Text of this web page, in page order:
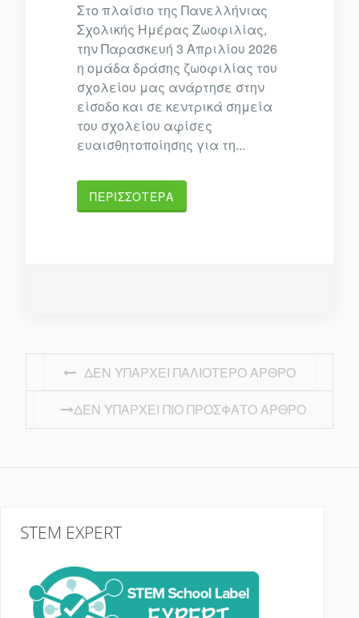
Στο πλαίσιο της Πανελλήνιας
Σχολικής Ημέρας Ζωοφιλίας,
την Παρασκευή 3 Απριλίου 2026
η ομάδα δράσης ζωοφιλίας του
σχολείου μας ανάρτησε στην
είσοδο και σε κεντρικά σημεία
του σχολείου αφίσες
ευαισθητοποίησης για τη...
ΠΕΡΙΣΣΌΤΕΡΑ
ΠΛΟΉΓΗΣΗ ΆΡΘΡΩΝ
ΔΕΝ ΥΠΆΡΧΕΙ ΠΑΛΙΌΤΕΡΟ ΆΡΘΡΟ
ΔΕΝ ΥΠΆΡΧΕΙ ΠΙΟ ΠΡΌΣΦΑΤΟ ΆΡΘΡΟ
STEM EXPERT